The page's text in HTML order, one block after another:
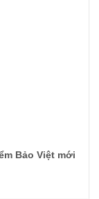
Bảo Việt mới